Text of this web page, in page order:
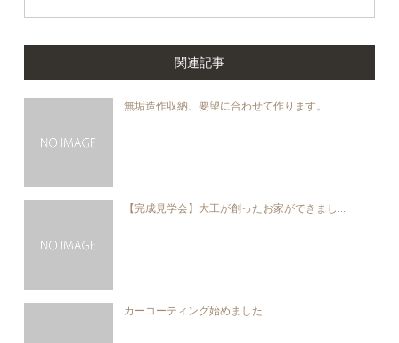
関連記事
無垢造作収納、要望に合わせて作ります。
【完成見学会】大工が創ったお家ができまし...
カーコーティング始めました